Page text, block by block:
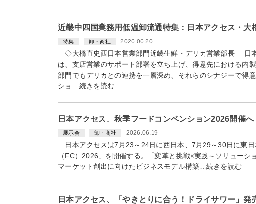
近畿中四国業務用低温卸流通特集：日本アクセス・
特集 卸・商社 2026.06.20
◇大橋直史西日本営業部門近畿生鮮・デリカ営業部長 日
は、支店営業のサポート部署を立ち上げ、得意先における内
部門でもデリカとの連携を一層深め、それらのシナジーで得
ショ…続きを読む
日本アクセス、秋季フードコンベンション2026開催
展示会 卸・商社 2026.06.19
日本アクセスは7月23～24日に西日本、7月29～30日に東
（FC）2026」を開催する。「変革と挑戦×実践～ソリュー
マーケット創出に向けたビジネスモデル構築…続きを読む
日本アクセス、「やきとりに合う！ドライサワー」